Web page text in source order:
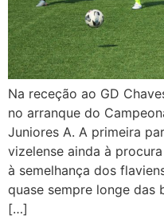
Na receção ao GD
no arranque do
Juniores A. A primeira
vizelense ainda à
à semelhança dos
quase sempre longe das
[…]